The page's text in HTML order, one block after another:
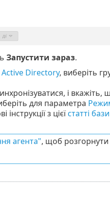
Запустити зараз.
Active Directory, виберіть
і
для параметра
з цієїстатті
агента", щоб розгорнути